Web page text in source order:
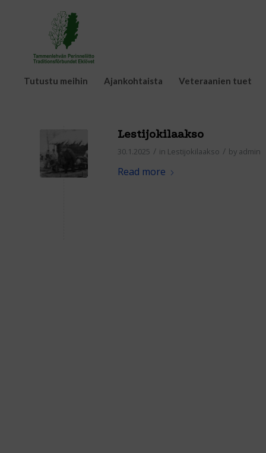
Tutustu meihin Ajankohtaista Veteraanien tuet
Lestijokilaakso
30.1.2025 / in Lestijokilaakso / by admin
Read more